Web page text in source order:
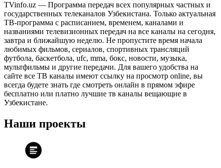
TVinfo.uz — Программа передач всех популярных частных и
государственных телеканалов Узбекистана. Только актуальная
ТВ-программа с расписанием, временем, каналами и
названиями телевизионных передач на все каналы на сегодня,
завтра и ближайшую неделю. Не пропустите время начала
любимых фильмов, сериалов, спортивных трансляций
футбола, баскетбола, ufc, mma, бокс, новости, музыка,
мультфильмы и другие передачи. Для вашего удобства на
сайте все ТВ каналы имеют ссылку на просмотр online, вы
всегда будете знать где смотреть онлайн в прямом эфире
бесплатно или платно лучшие тв каналы вещающие в
Узбекистане.
Наши проекты